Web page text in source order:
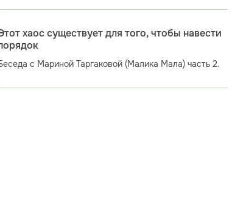
хаос существует для того, чтобы навести
с Мариной Таргаковой (Малика Мала) часть 2.